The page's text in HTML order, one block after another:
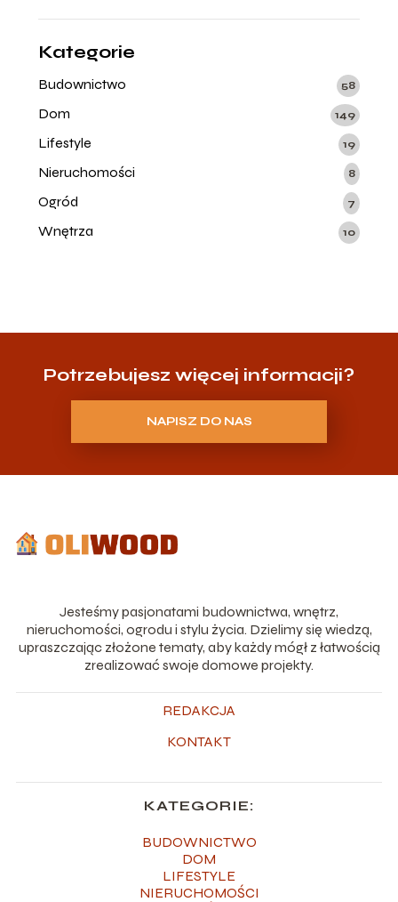
Kategorie
Budownictwo 58
Dom 149
Lifestyle 19
Nieruchomości 8
Ogród 7
Wnętrza 10
Potrzebujesz więcej informacji?
NAPISZ DO NAS
Jesteśmy pasjonatami budownictwa, wnętrz,
nieruchomości, ogrodu i stylu życia. Dzielimy się wiedzą,
upraszczając złożone tematy, aby każdy mógł z łatwością
zrealizować swoje domowe projekty.
REDAKCJA
KONTAKT
KATEGORIE:
BUDOWNICTWO
DOM
LIFESTYLE
NIERUCHOMOŚCI